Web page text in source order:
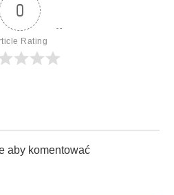
0
Rating
aby komentować